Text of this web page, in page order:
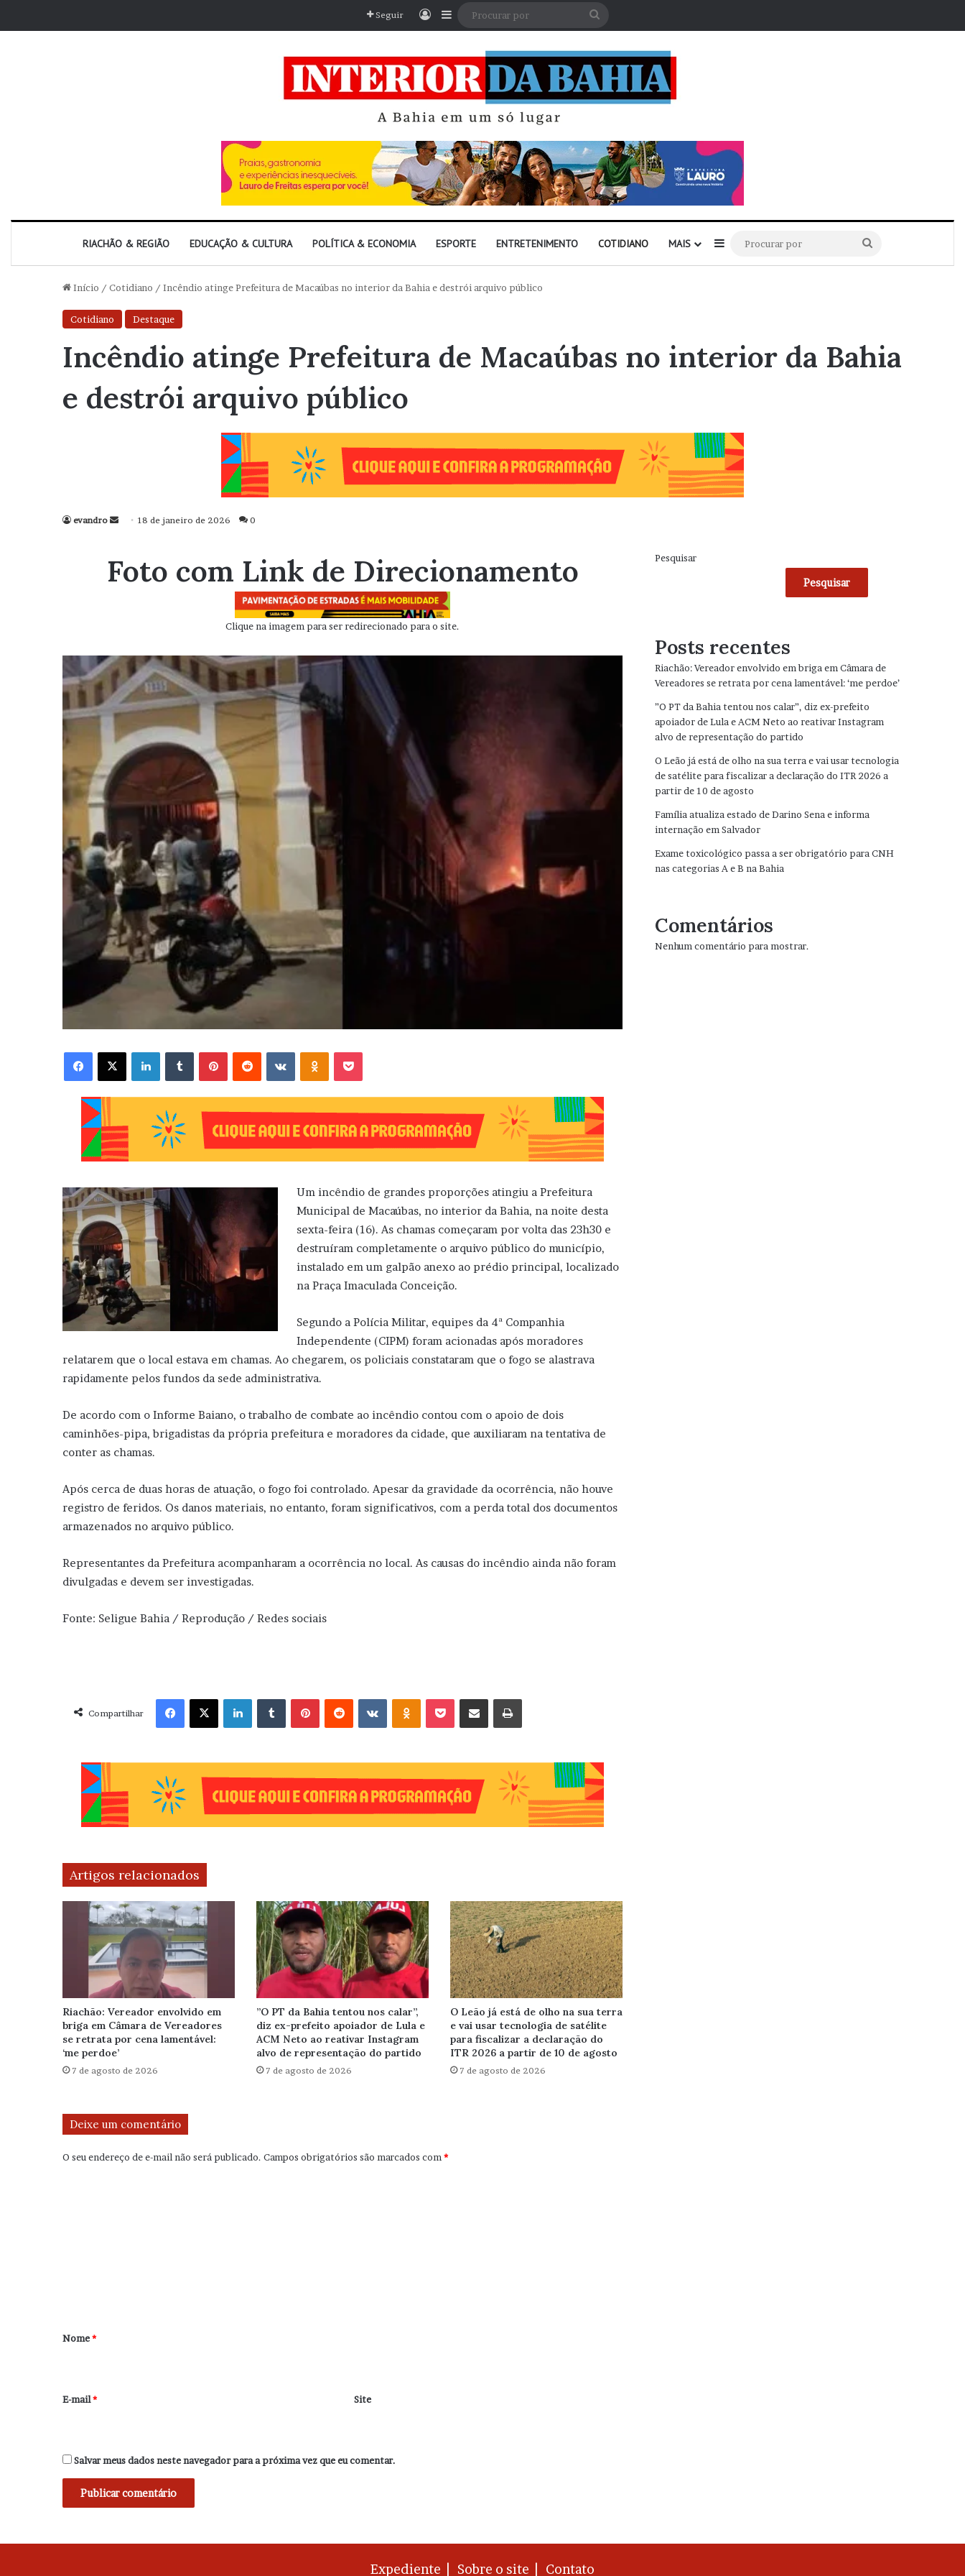
Seguir EntrarBarra Lateral
RIACHÃO & REGIÃO EDUCAÇÃO & CULTURA POLÍTICA & ECONOMIA ESPORTE ENTRETENIMENTO COTIDIANO MAIS Barra Lateral
por
Início / Cotidiano / Incêndio atinge Prefeitura de Macaúbas no interior da Bahia e destrói arquivo público
Cotidiano Destaque
Incêndio atinge Prefeitura de Macaúbas no interior da Bahia
e destrói arquivo público
evandro
Mande
mail
18 de janeiro de 2026 0
Foto com Link de Direcionamento
Clique na imagem para ser redirecionado para o site.
Facebook X Linkedin VK OK
Um incêndio de grandes proporções atingiu a Prefeitura
Municipal de Macaúbas, no interior da Bahia, na noite desta
sexta-feira (16). As chamas começaram por volta das 23h30 e
destruíram completamente o arquivo público do município,
instalado em um galpão anexo ao prédio principal, localizado
na Praça Imaculada Conceição.
Segundo a Polícia Militar, equipes da 4ª Companhia
Independente (CIPM) foram acionadas após moradores
relatarem que o local estava em chamas. Ao chegarem, os policiais constataram que o fogo se alastrava
rapidamente pelos fundos da sede administrativa.
De acordo com o Informe Baiano, o trabalho de combate ao incêndio contou com o apoio de dois
caminhões-pipa, brigadistas da própria prefeitura e moradores da cidade, que auxiliaram na tentativa de
conter as chamas.
Após cerca de duas horas de atuação, o fogo foi controlado. Apesar da gravidade da ocorrência, não houve
registro de feridos. Os danos materiais, no entanto, foram significativos, com a perda total dos documentos
armazenados no arquivo público.
Representantes da Prefeitura acompanharam a ocorrência no local. As causas do incêndio ainda não foram
divulgadas e devem ser investigadas.
Fonte: Seligue Bahia / Reprodução / Redes sociais
Compartilhar
Facebook X Linkedin VK OK
Artigos relacionados
Riachão: Vereador envolvido em
briga em Câmara de Vereadores
se retrata por cena lamentável:
‘me perdoe’
7 de agosto de 2026
”O PT da Bahia tentou nos calar”,
diz ex-prefeito apoiador de Lula e
ACM Neto ao reativar Instagram
alvo de representação do partido
7 de agosto de 2026
O Leão já está de olho na sua terra
e vai usar tecnologia de satélite
para fiscalizar a declaração do
ITR 2026 a partir de 10 de agosto
7 de agosto de 2026
Deixe um comentário
O seu endereço de e-mail não será publicado. Campos obrigatórios são marcados com*
r
*
Nome*
E-mail* Site
Salvar meus dados neste navegador para a próxima vez que eu comentar.
Pesquisar
Pesquisar
Posts recentes
Riachão: Vereador envolvido em briga em Câmara de
Vereadores se retrata por cena lamentável: ‘me perdoe’
”O PT da Bahia tentou nos calar”, diz ex-prefeito
apoiador de Lula e ACM Neto ao reativar Instagram
alvo de representação do partido
O Leão já está de olho na sua terra e vai usar tecnologia
de satélite para fiscalizar a declaração do ITR 2026 a
partir de 10 de agosto
Família atualiza estado de Darino Sena e informa
internação em Salvador
Exame toxicológico passa a ser obrigatório para CNH
nas categorias A e B na Bahia
Comentários
Nenhum comentário para mostrar.
Expediente | Sobre o site | Contato